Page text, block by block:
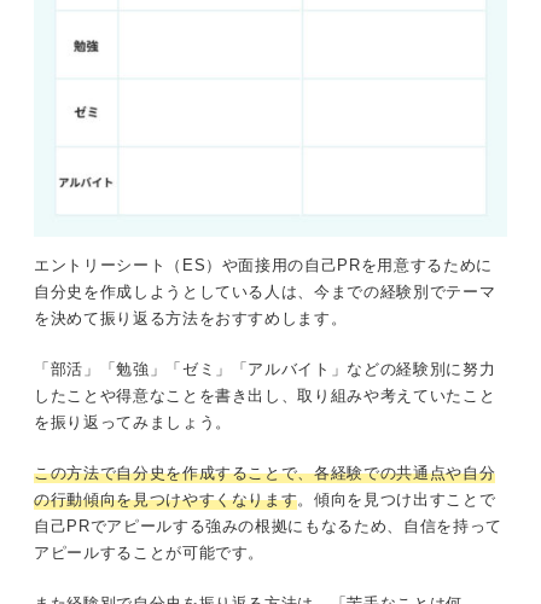
エントリーシート（ES）や面接用の自己PRを用意するために
自分史を作成しようとしている人は、今までの経験別でテーマ
を決めて振り返る方法をおすすめします。
「部活」「勉強」「ゼミ」「アルバイト」などの経験別に努力
したことや得意なことを書き出し、取り組みや考えていたこと
を振り返ってみましょう。
この方法で自分史を作成することで、各経験での共通点や自分
の行動傾向を見つけやすくなります。傾向を見つけ出すことで
自己PRでアピールする強みの根拠にもなるため、自信を持って
アピールすることが可能です。